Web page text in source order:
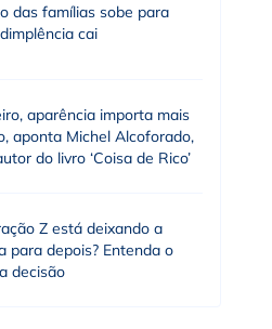
das famílias sobe para
cai
aparência importa mais
aponta Michel Alcoforado,
do livro ‘Coisa de Rico’
Z está deixando a
para depois? Entenda o
decisão